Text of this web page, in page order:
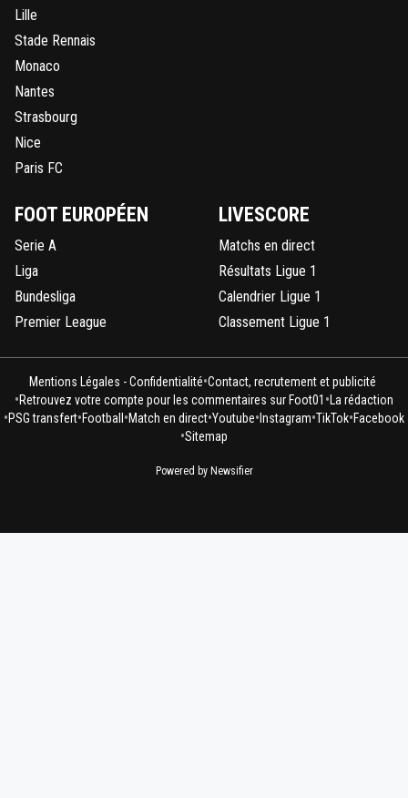
Lille
Stade Rennais
Monaco
Nantes
Strasbourg
Nice
Paris FC
FOOT EUROPÉEN
Serie A
Liga
Bundesliga
Premier League
LIVESCORE
Matchs en direct
Résultats Ligue 1
Calendrier Ligue 1
Classement Ligue 1
Mentions Légales - Confidentialité•Contact, recrutement et publicité
•Retrouvez votre compte pour les commentaires sur Foot01 • La rédaction
•PSG transfert•Football •Match en direct•Youtube• Instagram•TikTok•Facebook
•Sitemap
Powered by Newsifier